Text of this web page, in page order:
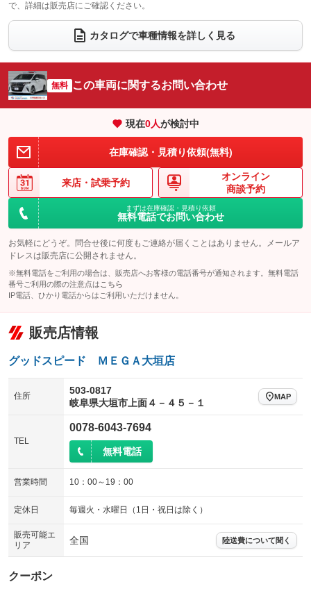
ウォークスルー
：装備あり
電動リアゲート フロントカメラ
：装備あり
：装備あり ：装備あり
サイドカメラ
：装備あり ルーフレール
：装備なし
：装備なし
：装備なし
で、詳細は販売店にご確認ください。
カタログで車種情報を詳しく見る
無料 この車両に関するお問い合わせ
現在0人が検討中
在庫確認・見積り依頼(無料)
来店・ 試乗予約
オンライン
商談予約
まずは在庫確認・見積り依頼
無料電話でお問い合わせ
お気軽にどうぞ。問合せ後に何度もご連絡が届くことはありません。メールア
ドレスは販売店に公開されません。
※無料電話をご利用の場合は、販売店へお客様の電話番号が通知されます。無料電話
番号ご利用の際の注意点は こちら
IP電話、ひかり電話からはご利用いただけません。
販売店情報
グッドスピード ＭＥＧＡ大垣店
住所
503-0817
岐阜県大垣市上面４－４５－１
MAP
TEL
0078-6043-7694
無料電話
営業時間 10：00～19：00
定休日 毎週火・水曜日（1日・祝日は除く）
販売可能エ
リア
全国 陸送費について聞く
クーポン